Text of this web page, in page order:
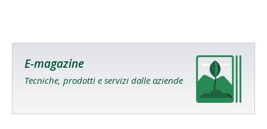
E-magazine
Tecniche, prodotti e servizi dalle aziende